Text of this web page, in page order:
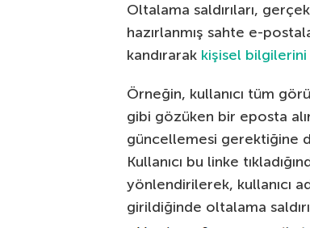
Oltalama saldırıları,
hazırlanmış sahte e-
kandırarak kişisel bilgilerini
Örneğin, kullanıcı tüm
gibi gözüken bir eposta
güncellemesi gerektiğine
Kullanıcı bu linke
yönlendirilerek, kullanıcı
girildiğinde oltalama